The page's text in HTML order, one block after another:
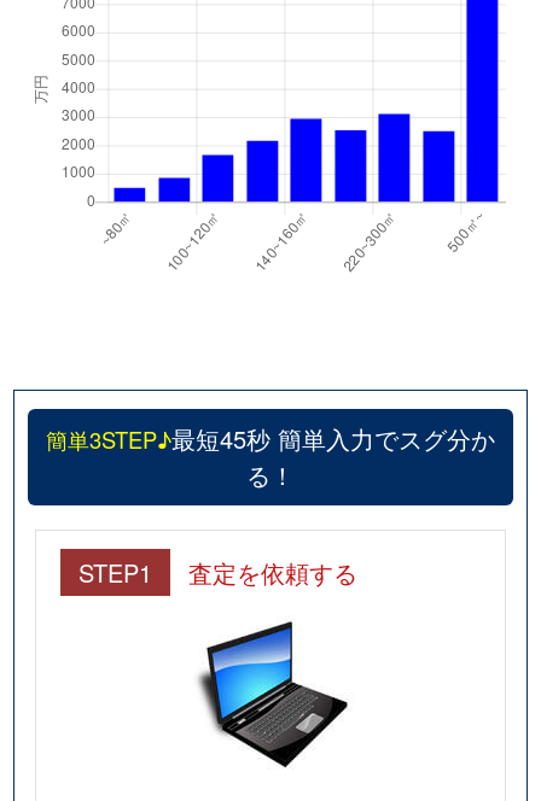
簡単3STEP♪最短45秒 簡単入力でスグ分か
る！
STEP1 査定を依頼する